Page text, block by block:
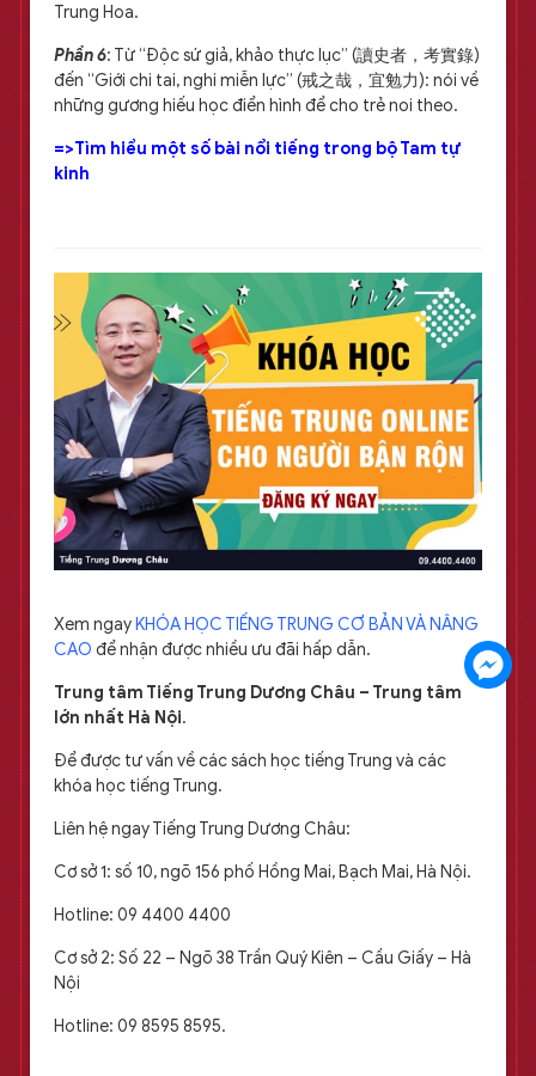
Trung Hoa.
Phần 6: Từ “Độc sứ giả, khảo thực lục” (讀史者，考實錄)
đến “Giới chi tai, nghi miễn lực” (戒之哉，宜勉力): nói về
những gương hiếu học điển hình để cho trẻ noi theo.
=>Tìm hiểu một số bài nổi tiếng trong bộ Tam tự
kinh
Xem ngay KHÓA HỌC TIẾNG TRUNG CƠ BẢN VÀ NÂNG
CAO để nhận được nhiều ưu đãi hấp dẫn.
Trung tâm Tiếng Trung Dương Châu – Trung tâm
lớn nhất Hà Nội.
Để được tư vấn về các sách học tiếng Trung và các
khóa học tiếng Trung.
Liên hệ ngay Tiếng Trung Dương Châu:
Cơ sở 1: số 10, ngõ 156 phố Hồng Mai, Bạch Mai, Hà Nội.
Hotline: 09 4400 4400
Cơ sở 2: Số 22 – Ngõ 38 Trần Quý Kiên – Cầu Giấy – Hà
Nội
Hotline: 09 8595 8595.